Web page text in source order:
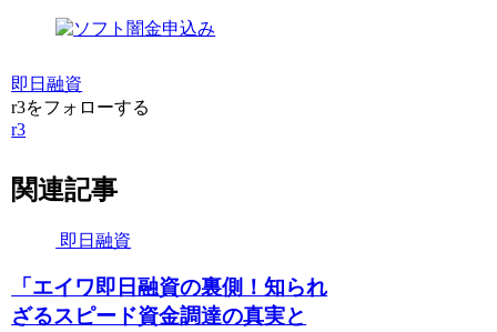
即日融資
r3をフォローする
r3
関連記事
即日融資
「エイワ即日融資の裏側！知られ
ざるスピード資金調達の真実と